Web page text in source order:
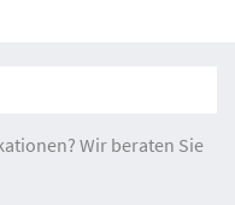
Wir beraten Sie